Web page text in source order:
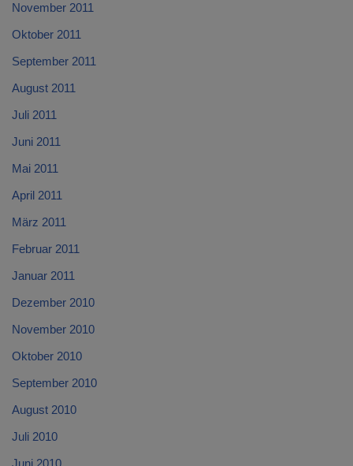
November 2011
Oktober 2011
September 2011
August 2011
Juli 2011
Juni 2011
Mai 2011
April 2011
März 2011
Februar 2011
Januar 2011
Dezember 2010
November 2010
Oktober 2010
September 2010
August 2010
Juli 2010